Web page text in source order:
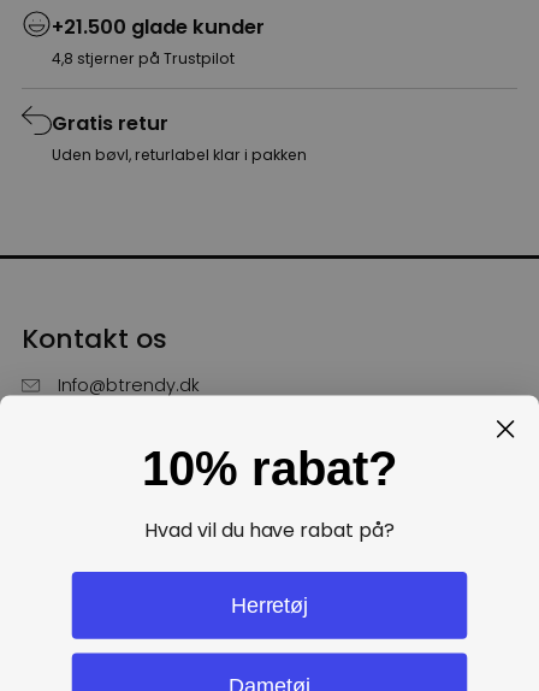
+21.500 glade kunder
4,8 stjerner på Trustpilot
Gratis retur
Uden bøvl, returlabel klar i pakken
Kontakt os
Info@btrendy.dk
Hverdage fra kl. 10 - 16
10% rabat?
Hvad vil du have rabat på?
Herretøj